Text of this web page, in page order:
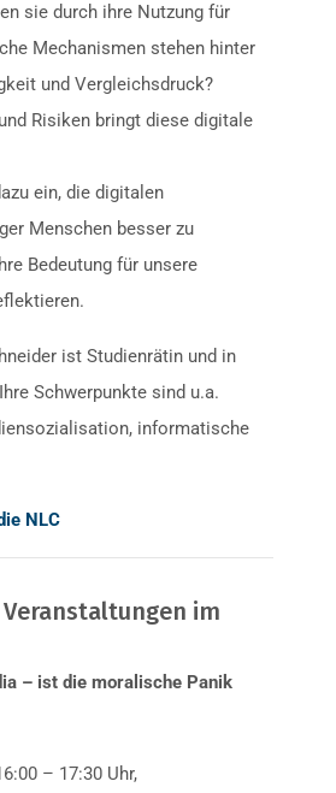
sie durch ihre Nutzung für
Mechanismen stehen hinter
und Vergleichsdruck?
Risiken bringt diese digitale
ein, die digitalen
Menschen besser zu
Bedeutung für unsere
ist Studienrätin und in
Schwerpunkte sind u.a.
informatische
NLC
im
– ist die moralische Panik
– 17:30 Uhr,